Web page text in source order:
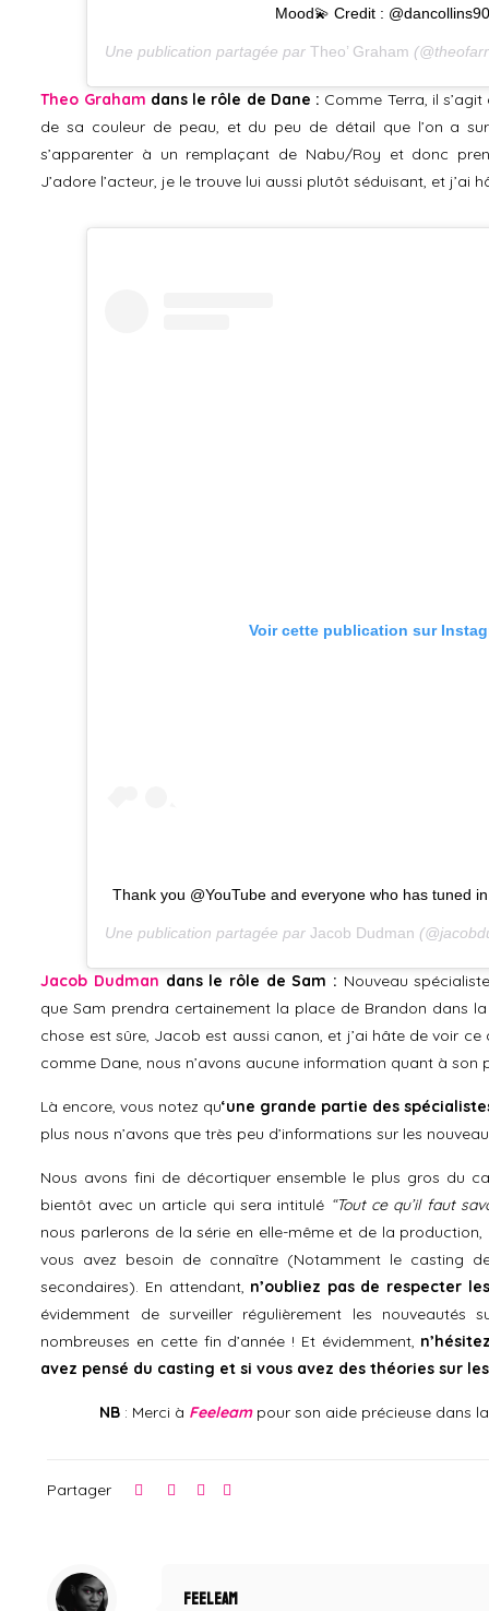
Mood💫 Credit : @dancollins90
Une publication partagée parTheo’ Graham
Theo Graham dans le rôle de Dane : Comme Terra, il
de sa couleur de peau, et du peu de détail que l’on a
s’apparenter à un remplaçant de Nabu/Roy et donc
J’adore l’acteur, je le trouve lui aussi plutôt séduisant, et j’ai
Voir cette publication sur
Thank you @YouTube and everyone who has tuned
Une publication partagée parJacob Dudman
Jacob Dudman dans le rôle de Sam : Nouveau
que Sam prendra certainement la place de Brandon dans
chose est sûre, Jacob est aussi canon, et j’ai hâte de voir ce
comme Dane, nous n’avons aucune information quant à
Là encore, vous notez qu‘une grande partie des
plus nous n’avons que très peu d’informations sur les
Nous avons fini de décortiquer ensemble le plus gros du
bientôt avec un article qui sera intitulé “Tout ce qu’il faut
nous parlerons de la série en elle-même et de la
vous avez besoin de connaître (Notamment le casting
secondaires). En attendant, n’oubliez pas de respecter
évidemment de surveiller régulièrement les nouveautés
nombreuses en cette fin d’année ! Et évidemment,
avez pensé du casting et si vous avez des théories sur
NB: Merci à Feeleam pour son aide précieuse dans
Partager
Feeleam